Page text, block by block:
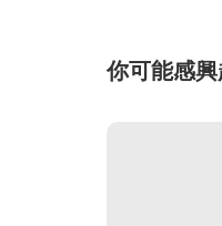
你可能感